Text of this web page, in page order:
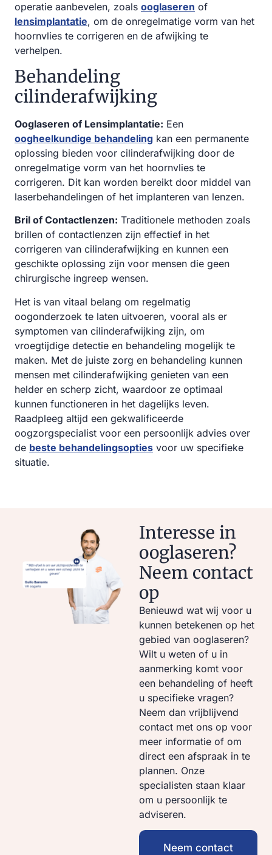
operatie aanbevelen, zoals ooglaseren of
lensimplantatie, om de onregelmatige vorm van het
hoornvlies te corrigeren en de afwijking te
verhelpen.
Behandeling
cilinderafwijking
Ooglaseren of Lensimplantatie: Een
oogheelkundige behandeling kan een permanente
oplossing bieden voor cilinderafwijking door de
onregelmatige vorm van het hoornvlies te
corrigeren. Dit kan worden bereikt door middel van
laserbehandelingen of het implanteren van lenzen.
Bril of Contactlenzen: Traditionele methoden zoals
brillen of contactlenzen zijn effectief in het
corrigeren van cilinderafwijking en kunnen een
geschikte oplossing zijn voor mensen die geen
chirurgische ingreep wensen.
Het is van vitaal belang om regelmatig
oogonderzoek te laten uitvoeren, vooral als er
symptomen van cilinderafwijking zijn, om
vroegtijdige detectie en behandeling mogelijk te
maken. Met de juiste zorg en behandeling kunnen
mensen met cilinderafwijking genieten van een
helder en scherp zicht, waardoor ze optimaal
kunnen functioneren in het dagelijks leven.
Raadpleeg altijd een gekwalificeerde
oogzorgspecialist voor een persoonlijk advies over
de beste behandelingsopties voor uw specifieke
situatie.
Interesse in
ooglaseren?
Neem contact
op
Benieuwd wat wij voor u
kunnen betekenen op het
gebied van ooglaseren?
Wilt u weten of u in
aanmerking komt voor
een behandeling of heeft
u specifieke vragen?
Neem dan vrijblijvend
contact met ons op voor
meer informatie of om
direct een afspraak in te
plannen. Onze
specialisten staan klaar
om u persoonlijk te
adviseren.
Neem contact